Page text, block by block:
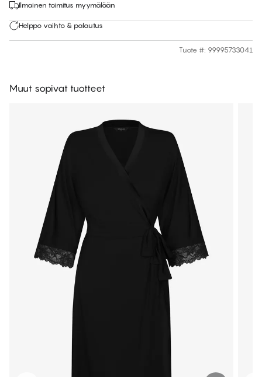
Ilmainen toimitus myymälään
Helppo vaihto & palautus
Tuote #: 99995733041
Muut sopivat tuotteet